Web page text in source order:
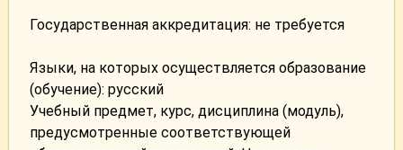
Государственная аккредитация: не требуется
Языки, на которых осуществляется образование
(обучение): русский
Учебный предмет, курс, дисциплина (модуль),
предусмотренные соответствующей